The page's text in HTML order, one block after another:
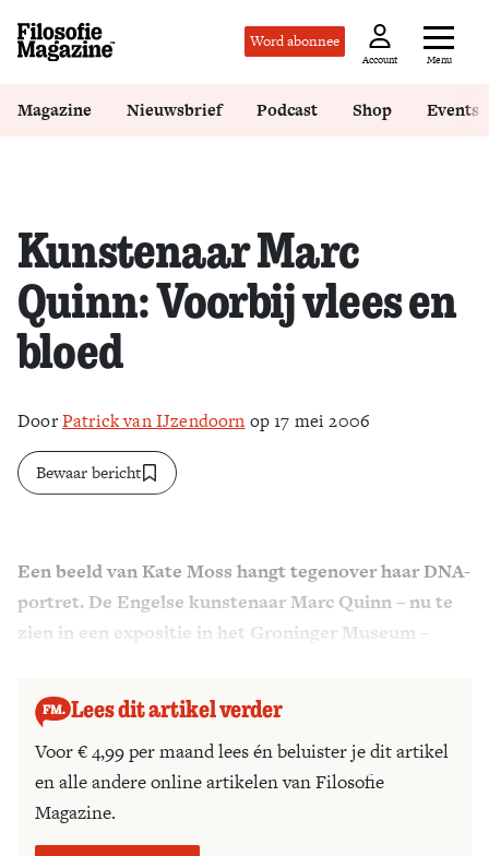
Word abonnee
Account Menu
Magazine Nieuwsbrief Podcast Shop Events
Kunstenaar Marc
Quinn: Voorbij vlees en
bloed
DoorPatrick van IJzendoorn op 17 mei 2006
Bewaar bericht
Een beeld van Kate Moss hangt tegenover haar DNA-
portret. De Engelse kunstenaar Marc Quinn – nu te
zien in een expositie in het Groninger Museum –
Lees dit artikel verder
Voor € 4,99 per maand lees én beluister je dit artikel
en alle andere online artikelen van Filosofie
Magazine.